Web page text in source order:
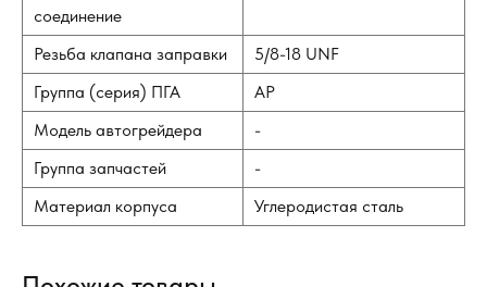
соединение
Резьба клапана заправки
5/8-18 UNF
Группа (серия) ПГА
AP
Модель автогрейдера
-
Группа запчастей
-
Материал корпуса
Углеродистая сталь